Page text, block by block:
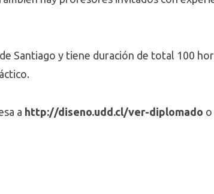
Santiago y tiene duración de total 100
a http://diseno.udd.cl/ver-diplomado